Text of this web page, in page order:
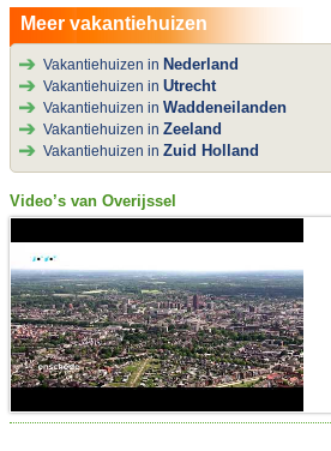
Meer vakantiehuizen
Vakantiehuizen in Nederland
Vakantiehuizen in Utrecht
Vakantiehuizen in Waddeneilanden
Vakantiehuizen in Zeeland
Vakantiehuizen in Zuid Holland
Video’s van Overijssel